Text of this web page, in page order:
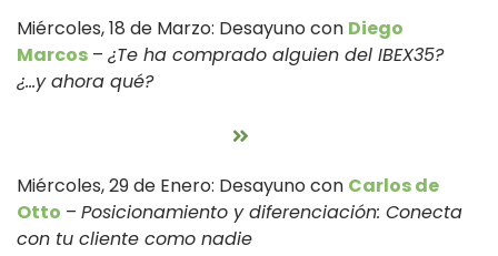
Miércoles, 18 de Marzo: Desayuno con Diego
Marcos –¿Te ha comprado alguien del IBEX35?
¿…y ahora qué?
Miércoles, 29 de Enero: Desayuno con Carlos de
Otto –Posicionamiento y diferenciación: Conecta
con tu cliente como nadie